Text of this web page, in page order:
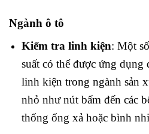
Ngành ô tô
Kiểm tra linh kiện: Một
suất có thể được ứng dụng
linh kiện trong ngành sản
nhỏ như nút bấm đến các
thống ống xả hoặc bình